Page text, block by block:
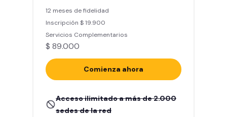
12 meses de fidelidad
Inscripción $ 19.900
Servicios Complementarios
$ 89.000
Comienza ahora
Acceso ilimitado a más de 2.000
sedes de la red